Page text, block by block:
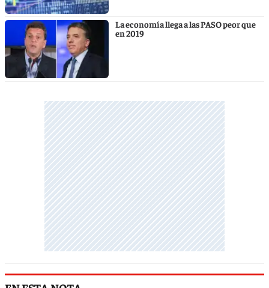
La economía llega a las PASO peor que
en 2019